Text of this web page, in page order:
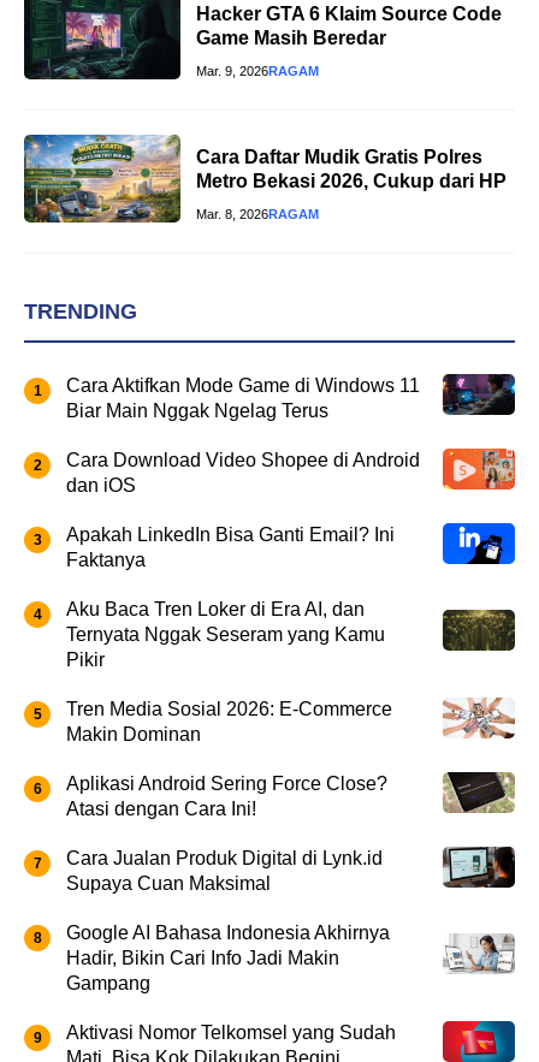
Hacker GTA 6 Klaim Source Code
Game Masih Beredar
Mar. 9, 2026RAGAM
Cara Daftar Mudik Gratis Polres
Metro Bekasi 2026, Cukup dari HP
Mar. 8, 2026RAGAM
TRENDING
Cara Aktifkan Mode Game di Windows 11
Biar Main Nggak Ngelag Terus
Cara Download Video Shopee di Android
dan iOS
Apakah LinkedIn Bisa Ganti Email? Ini
Faktanya
Aku Baca Tren Loker di Era AI, dan
Ternyata Nggak Seseram yang Kamu
Pikir
Tren Media Sosial 2026: E-Commerce
Makin Dominan
Aplikasi Android Sering Force Close?
Atasi dengan Cara Ini!
Cara Jualan Produk Digital di Lynk.id
Supaya Cuan Maksimal
Google AI Bahasa Indonesia Akhirnya
Hadir, Bikin Cari Info Jadi Makin
Gampang
Aktivasi Nomor Telkomsel yang Sudah